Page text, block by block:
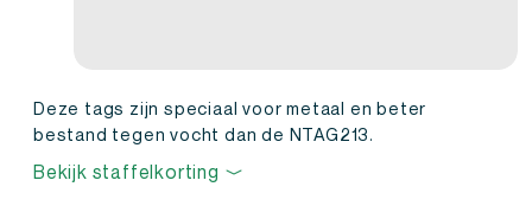
Deze tags zijn speciaal voor metaal en beter
bestand tegen vocht dan de NTAG213.
Bekijk staffelkorting